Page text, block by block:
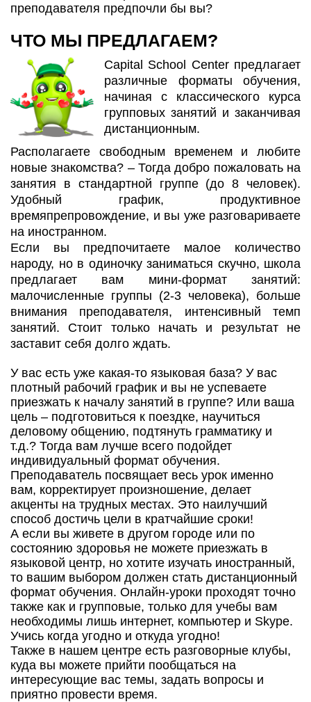
преподавателя предпочли бы вы?
ЧТО МЫ ПРЕДЛАГАЕМ?
Capital School Center предлагает
различные форматы обучения,
начиная с классического курса
групповых занятий и заканчивая
дистанционным.
Располагаете свободным временем и любите
новые знакомства? – Тогда добро пожаловать на
занятия в стандартной группе (до 8 человек).
Удобный график, продуктивное
времяпрепровождение, и вы уже разговариваете
на иностранном.
Если вы предпочитаете малое количество
народу, но в одиночку заниматься скучно, школа
предлагает вам мини-формат занятий:
малочисленные группы (2-3 человека), больше
внимания преподавателя, интенсивный темп
занятий. Стоит только начать и результат не
заставит себя долго ждать.
У вас есть уже какая-то языковая база? У вас
плотный рабочий график и вы не успеваете
приезжать к началу занятий в группе? Или ваша
цель – подготовиться к поездке, научиться
деловому общению, подтянуть грамматику и
т.д.? Тогда вам лучше всего подойдет
индивидуальный формат обучения.
Преподаватель посвящает весь урок именно
вам, корректирует произношение, делает
акценты на трудных местах. Это наилучший
способ достичь цели в кратчайшие сроки!
А если вы живете в другом городе или по
состоянию здоровья не можете приезжать в
языковой центр, но хотите изучать иностранный,
то вашим выбором должен стать дистанционный
формат обучения. Онлайн-уроки проходят точно
также как и групповые, только для учебы вам
необходимы лишь интернет, компьютер и Skype.
Учись когда угодно и откуда угодно!
Также в нашем центре есть разговорные клубы,
куда вы можете прийти пообщаться на
интересующие вас темы, задать вопросы и
приятно провести время.